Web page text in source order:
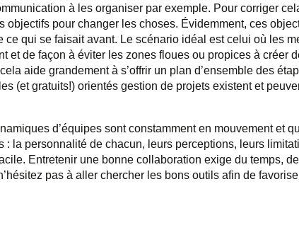
à les organiser par exemple. Pour corriger
objectifs pour changer les choses. Évidemment, ces
ce qui se faisait avant. Le scénario idéal est celui où les
et de façon à éviter les zones floues ou propices à créer
aide grandement à s’offrir un plan d’ensemble des
(et gratuits!) orientés gestion de projets existent et
d’équipes sont constamment en mouvement et
: la personnalité de chacun, leurs perceptions, leurs
Entretenir une bonne collaboration exige du temps,
pas à aller chercher les bons outils afin de